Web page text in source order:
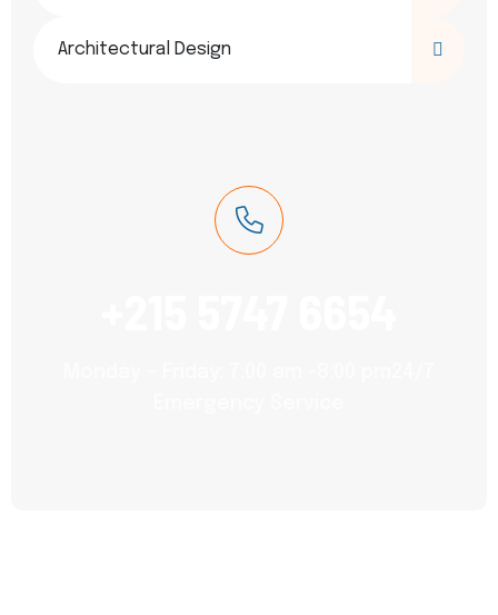
Architectural Design